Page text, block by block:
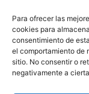
Para ofrecer las
cookies para
consentimiento de
el comportamiento de
sitio. No consentir o
negativamente a